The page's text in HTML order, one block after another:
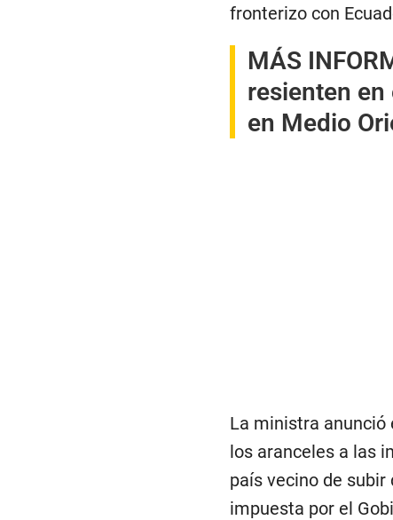
fronterizo con
MÁS
resienten
en Medio
La ministra anunció
los aranceles a las
país vecino de subir
impuesta por el